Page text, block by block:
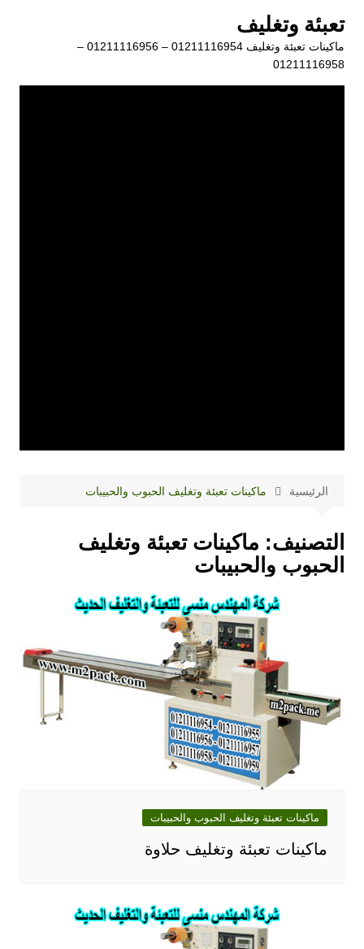
المحتوى
تعبئة وتغليف
ماكينات تعبئة وتغليف 01211116954 – 01211116956 –
01211116958
الرئيسية ماكينات تعبئة وتغليف الحبوب والحبيبات
التصنيف: ماكينات تعبئة وتغليف
الحبوب والحبيبات
ماكينات تعبئة وتغليف الحبوب والحبيبات
ماكينات تعبئة وتغليف حلاوة